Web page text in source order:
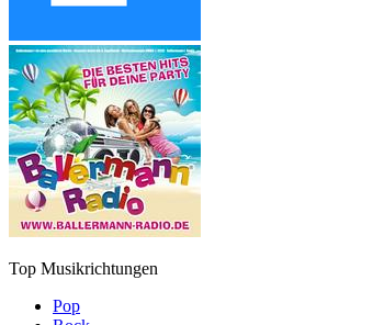
Top Musikrichtungen
Pop